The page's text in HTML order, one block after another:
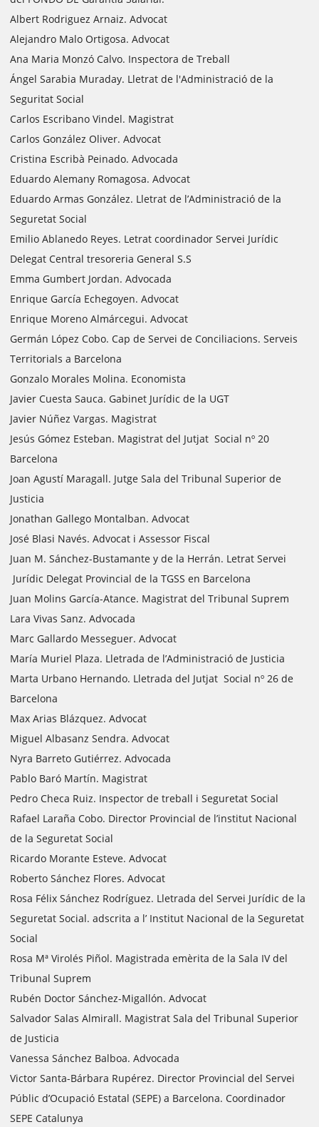
Albert Rodriguez Arnaiz. Advocat
Alejandro Malo Ortigosa. Advocat
Ana Maria Monzó Calvo. Inspectora de Treball
Ángel Sarabia Muraday. Lletrat de l'Administració de la
Seguritat Social
Carlos Escribano Vindel. Magistrat
Carlos González Oliver. Advocat
Cristina Escribà Peinado. Advocada
Eduardo Alemany Romagosa. Advocat
Eduardo Armas González. Lletrat de l’Administració de la
Seguretat Social
Emilio Ablanedo Reyes. Letrat coordinador Servei Jurídic
Delegat Central tresoreria General S.S
Emma Gumbert Jordan. Advocada
Enrique García Echegoyen. Advocat
Enrique Moreno Almárcegui. Advocat
Germán López Cobo. Cap de Servei de Conciliacions. Serveis
Territorials a Barcelona
Gonzalo Morales Molina. Economista
Javier Cuesta Sauca. Gabinet Jurídic de la UGT
Javier Núñez Vargas. Magistrat
Jesús Gómez Esteban. Magistrat del Jutjat Social nº 20
Barcelona
Joan Agustí Maragall. Jutge Sala del Tribunal Superior de
Justicia
Jonathan Gallego Montalban. Advocat
José Blasi Navés. Advocat i Assessor Fiscal
Juan M. Sánchez-Bustamante y de la Herrán. Letrat Servei
Jurídic Delegat Provincial de la TGSS en Barcelona
Juan Molins García-Atance. Magistrat del Tribunal Suprem
Lara Vivas Sanz. Advocada
Marc Gallardo Messeguer. Advocat
María Muriel Plaza. Lletrada de l’Administració de Justicia
Marta Urbano Hernando. Lletrada del Jutjat Social nº 26 de
Barcelona
Max Arias Blázquez. Advocat
Miguel Albasanz Sendra. Advocat
Nyra Barreto Gutiérrez. Advocada
Pablo Baró Martín. Magistrat
Pedro Checa Ruiz. Inspector de treball i Seguretat Social
Rafael Laraña Cobo. Director Provincial de l’institut Nacional
de la Seguretat Social
Ricardo Morante Esteve. Advocat
Roberto Sánchez Flores. Advocat
Rosa Félix Sánchez Rodríguez. Lletrada del Servei Jurídic de la
Seguretat Social. adscrita a l’ Institut Nacional de la Seguretat
Social
Rosa Mª Virolés Piñol. Magistrada emèrita de la Sala IV del
Tribunal Suprem
Rubén Doctor Sánchez-Migallón. Advocat
Salvador Salas Almirall. Magistrat Sala del Tribunal Superior
de Justicia
Vanessa Sánchez Balboa. Advocada
Victor Santa-Bárbara Rupérez. Director Provincial del Servei
Públic d’Ocupació Estatal (SEPE) a Barcelona. Coordinador
SEPE Catalunya